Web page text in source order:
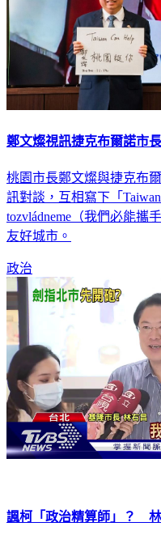
鄭文燦視訊捷克布爾諾市
桃園市長鄭文燦與捷克布
訊對談，互相寫下「
tozvládneme（我們必能攜
友好城市。
政治
諷柯「政治精算師」？